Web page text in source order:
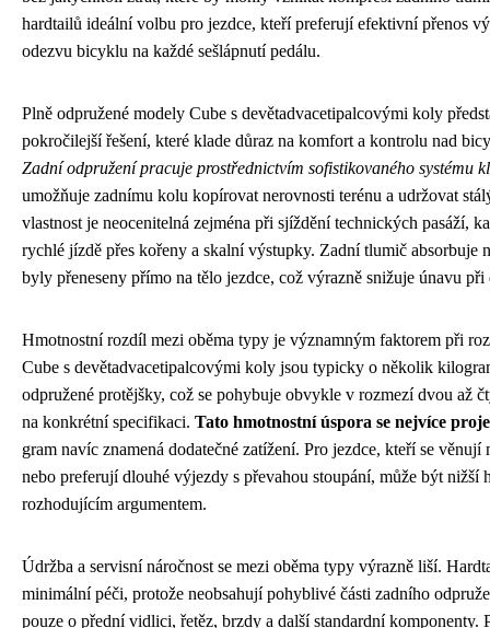
hardtailů ideální volbu pro jezdce, kteří preferují efektivní přenos
odezvu bicyklu na každé sešlápnutí pedálu.
Plně odpružené modely Cube s devětadvacetipalcovými koly
pokročilejší řešení, které klade důraz na komfort a kontrolu nad
Zadní odpružení pracuje prostřednictvím sofistikovaného systému
umožňuje zadnímu kolu kopírovat nerovnosti terénu a udržovat
vlastnost je neocenitelná zejména při sjíždění technických pasáží,
rychlé jízdě přes kořeny a skalní výstupky. Zadní tlumič absorbuje
byly přeneseny přímo na tělo jezdce, což výrazně snižuje únavu
Hmotnostní rozdíl mezi oběma typy je významným faktorem při
Cube s devětadvacetipalcovými koly jsou typicky o několik
odpružené protějšky, což se pohybuje obvykle v rozmezí dvou až
na konkrétní specifikaci. Tato hmotnostní úspora se nejvíce
gram navíc znamená dodatečné zatížení. Pro jezdce, kteří se věnují
nebo preferují dlouhé výjezdy s převahou stoupání, může být nižší
rozhodujícím argumentem.
Údržba a servisní náročnost se mezi oběma typy výrazně liší.
minimální péči, protože neobsahují pohyblivé části zadního
pouze o přední vidlici, řetěz, brzdy a další standardní komponenty.